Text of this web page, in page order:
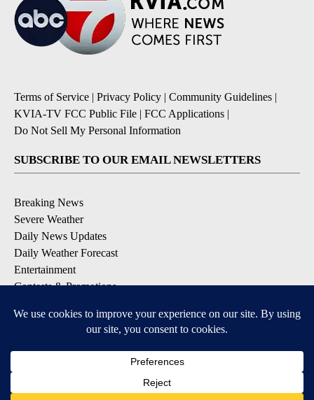
Terms of Service | Privacy Policy | Community Guidelines |
KVIA-TV FCC Public File | FCC Applications |
Do Not Sell My Personal Information
SUBSCRIBE TO OUR EMAIL NEWSLETTERS
Breaking News
Severe Weather
Daily News Updates
Daily Weather Forecast
Entertainment
Contests & Promotions
DOWNLOAD OUR APPS
Available for iOS and Android